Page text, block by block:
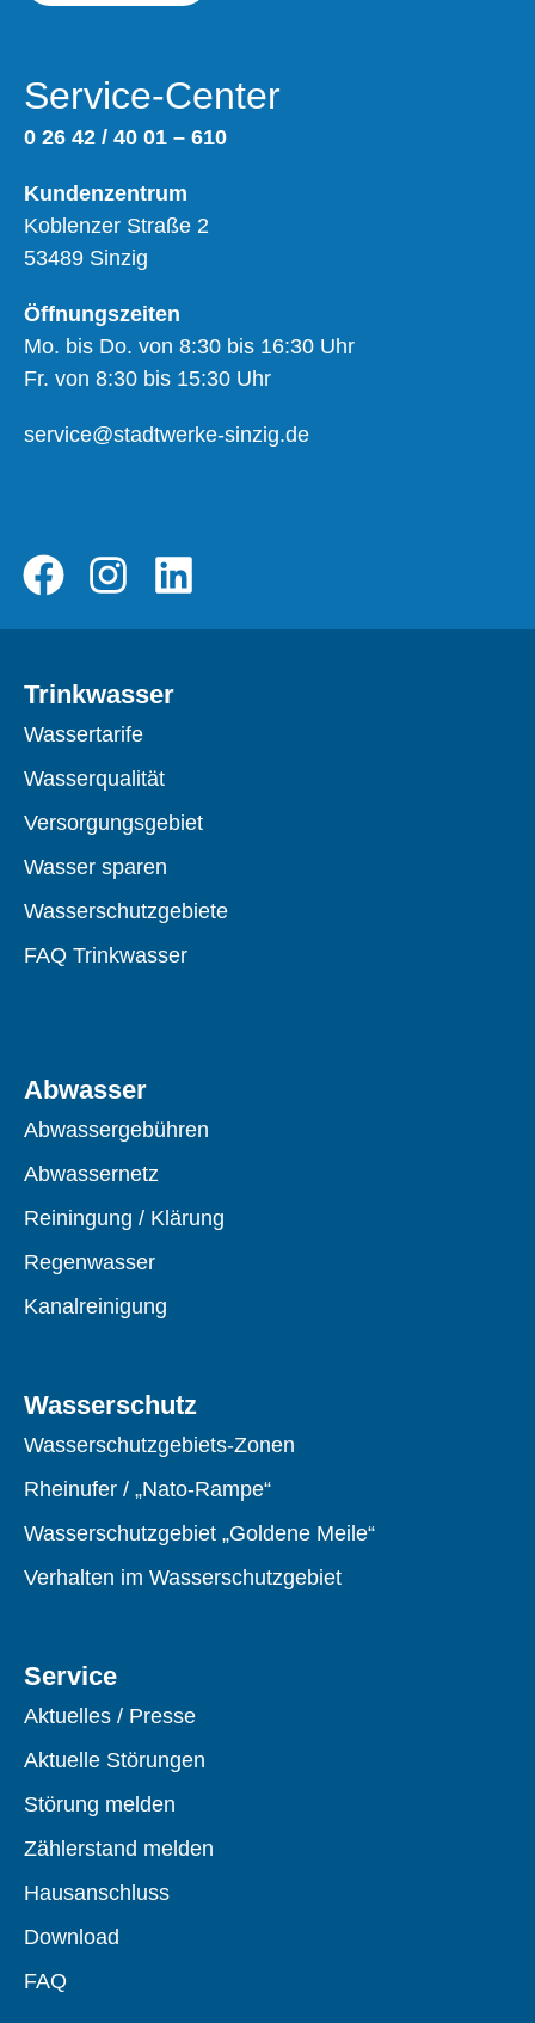
Service-Center
0 26 42 / 40 01 – 610
Kundenzentrum
Koblenzer Straße 2
53489 Sinzig
Öffnungszeiten
Mo. bis Do. von 8:30 bis 16:30 Uhr
Fr. von 8:30 bis 15:30 Uhr
service@stadtwerke-sinzig.de
Trinkwasser
Wassertarife
Wasserqualität
Versorgungsgebiet
Wasser sparen
Wasserschutzgebiete
FAQ Trinkwasser
Abwasser
Abwassergebühren
Abwassernetz
Reiningung / Klärung
Regenwasser
Kanalreinigung
Wasserschutz
Wasserschutzgebiets-Zonen
Rheinufer / „Nato-Rampe“
Wasserschutzgebiet „Goldene Meile“
Verhalten im Wasserschutzgebiet
Service
Aktuelles / Presse
Aktuelle Störungen
Störung melden
Zählerstand melden
Hausanschluss
Download
FAQ